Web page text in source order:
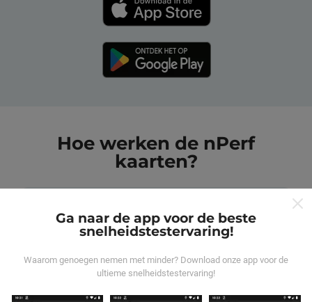
Hoe werken de nPerf
kaarten?
Waar komen de gegevens vandaan?
Ga naar de app voor de beste
snelheidstestervaring!
Waarom genoegen nemen met minder? Download onze app voor de
ultieme snelheidstestervaring!